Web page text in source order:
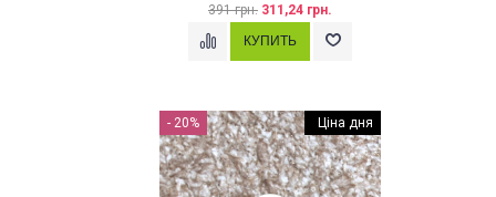
391 грн. 311,24 грн.
- 20% ЦІНА ДНЯ
Ціна дня